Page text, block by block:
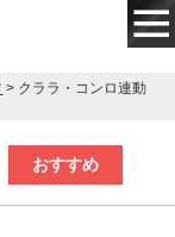
> クララ・コンロ連動
おすすめ